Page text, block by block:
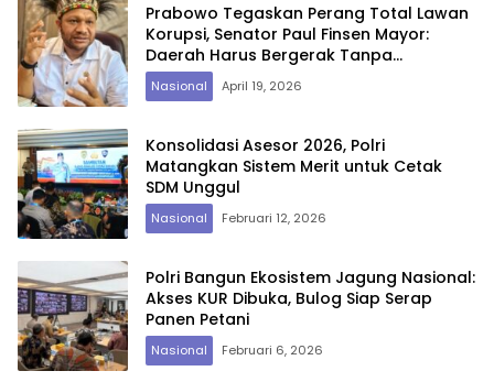
Prabowo Tegaskan Perang Total Lawan
Korupsi, Senator Paul Finsen Mayor:
Daerah Harus Bergerak Tanpa
Kompromi
Nasional April 19, 2026
Konsolidasi Asesor 2026, Polri
Matangkan Sistem Merit untuk Cetak
SDM Unggul
Nasional Februari 12, 2026
Polri Bangun Ekosistem Jagung Nasional:
Akses KUR Dibuka, Bulog Siap Serap
Panen Petani
Nasional Februari 6, 2026